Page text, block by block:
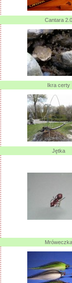
Cantara 2.0
Ikra certy
Jętka
Mróweczka